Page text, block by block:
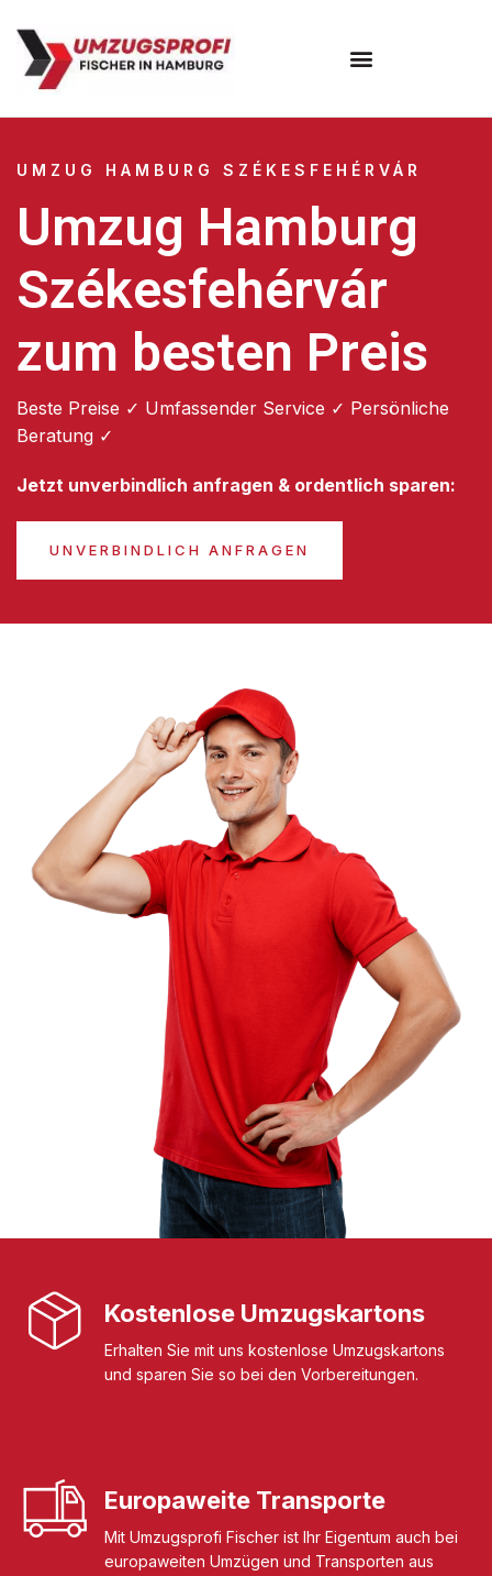
UMZUG HAMBURG SZÉKESFEHÉRVÁR
Umzug Hamburg
Székesfehérvár
zum besten Preis
Beste Preise ✓ Umfassender Service ✓ Persönliche
Beratung ✓
Jetzt unverbindlich anfragen & ordentlich sparen:
UNVERBINDLICH ANFRAGEN
Kostenlose Umzugskartons
Erhalten Sie mit uns kostenlose Umzugskartons
und sparen Sie so bei den Vorbereitungen.
Europaweite Transporte
Mit Umzugsprofi Fischer ist Ihr Eigentum auch bei
europaweiten Umzügen und Transporten aus